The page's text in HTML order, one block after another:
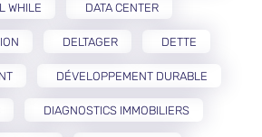
WHILE DATA CENTER
DELTAGER DETTE
DÉVELOPPEMENT DURABLE
DIAGNOSTICS IMMOBILIERS